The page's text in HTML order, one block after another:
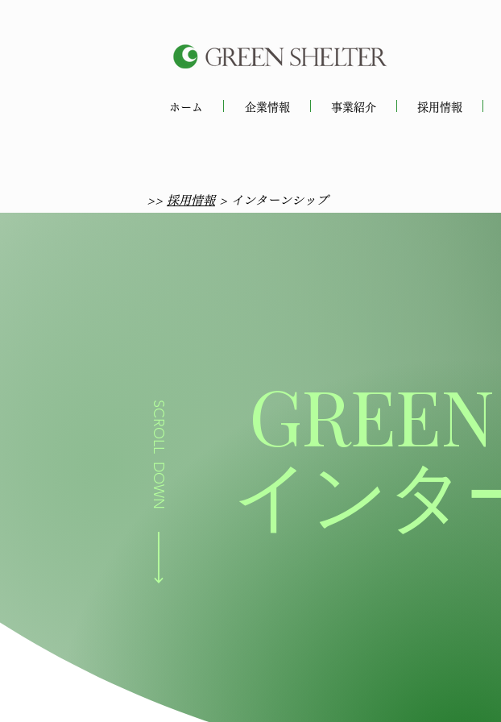
ホーム 企業情報 事業紹介 採用情報
>> 採用情報> インターンシップ
インタ
SCROLL DOWN